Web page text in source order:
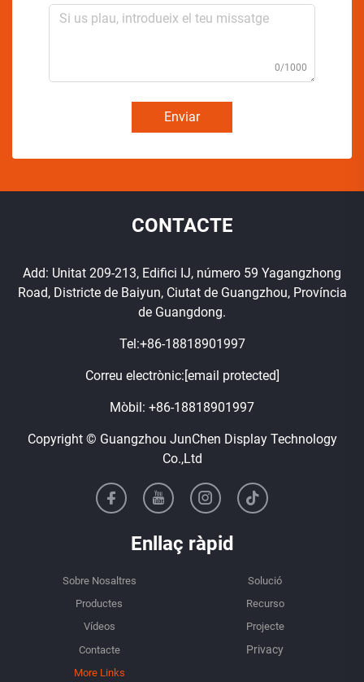
0/1000
Enviar
CONTACTE
Add: Unitat 209-213, Edifici IJ, número 59 Yagangzhong
Road, Districte de Baiyun, Ciutat de Guangzhou, Província
de Guangdong.
Tel:+86-18818901997
Correu electrònic: [email protected]
Mòbil: +86-18818901997
Copyright © Guangzhou JunChen Display Technology
Co.,Ltd
Enllaç ràpid
Sobre Nosaltres
Solució
Productes
Recurso
Vídeos
Projecte
Contacte
More Links